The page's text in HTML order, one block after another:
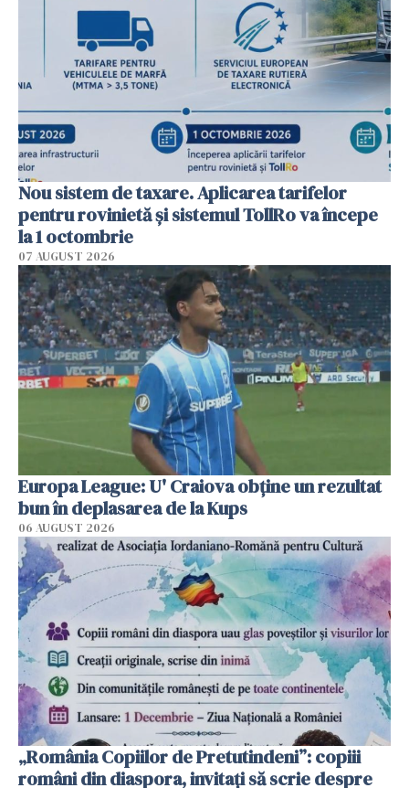
Nou sistem de taxare. Aplicarea tarifelor
pentru rovinietă şi sistemul TollRo va începe
la 1 octombrie
07 AUGUST 2026
Europa League: U' Craiova obține un rezultat
bun în deplasarea de la Kups
06 AUGUST 2026
„România Copiilor de Pretutindeni”: copiii
români din diaspora, invitați să scrie despre